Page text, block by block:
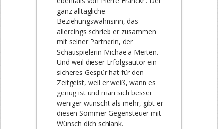
ganz alltägliche
Beziehungswahnsinn, das
allerdings schrieb er zusammen
mit seiner Partnerin, der
Schauspielerin Michaela Merten.
Und weil dieser Erfolgsautor ein
sicheres Gespür hat für den
Zeitgeist, weil er weiß, wann es
genug ist und man sich besser
weniger wünscht als mehr, gibt er
diesen Sommer Gegensteuer mit
Wünsch dich schlank.